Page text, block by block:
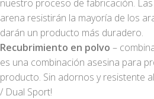
nuestro proceso de fabricación.
arena resistirán la mayoría de los
darán un producto más duradero.
Recubrimiento en polvo –
es una combinación asesina para
producto. Sin adornos y resistente
/ Dual Sport!